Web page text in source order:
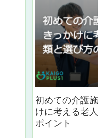
初めての介護
けに考える老
ポイント